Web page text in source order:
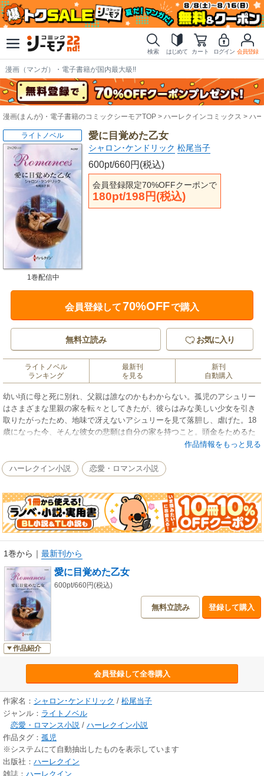
検索 はじめて カート ログイン 会員登録
漫画（マンガ）・電子書籍が国内最大級!!
漫画(まんが)・電子書籍のコミックシーモアTOP ハーレクインコミックス ハ
愛に目覚めた乙女
シャロン･ケンドリック 松尾当子
600pt/660円(税込)
会員登録限定70%OFFクーポンで
180pt/198円(税込)
ライトノベル
1巻配信中
会員登録して70%OFFで購入
無料立読み お気に入り
ライトノベル
ランキング
最新刊
を見る
新刊
自動購入
幼い頃に母と死に別れ、父親は誰なのかもわからない。孤児のアシュリー
はさまざまな里親の家を転々としてきたが、彼らはみな美しい少女を引き
取りたがったため、地味で冴えないアシュリーを見て落胆し、虐げた。18
歳になった今、そんな彼女の悲願は自分の家を持つこと。頭金をためるた
めに、人里離れた荒野に住む貴族の秘書の職を得る。雇い主のジャック・
に、アシュリーは危険すら感じた。すると、まだあどけなさの残る彼女を
見てジャックが皮肉を放った。「もっと経験豊富な女性に来てもらいたか
生み出した豊穣なロマンの世界。傑作『ジェーン・エア』をモチーフに、
S・ケンドリックが新たな快作を創り上げました！
作品情報をもっと見る
ハーレクイン小説 恋愛・ロマンス小説
1巻から ｜ 最新刊から
作品紹介
愛に目覚めた乙女
600pt/660円(税込)
無料立読み 登録して購入
会員登録して全巻購入
作家名： シャロン･ケンドリック / 松尾当子
ジャンル： ライトノベル
恋愛・ロマンス小説 / ハーレクイン小説
作品タグ： 孤児
※システムにて自動抽出したものを表示しています
出版社： ハーレクイン
雑誌： ハーレクイン